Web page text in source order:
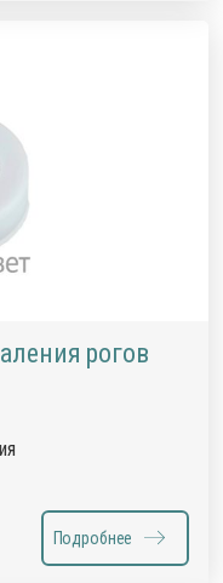
рогов
Подробнее